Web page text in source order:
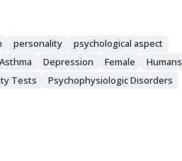
personality
psychological aspect
Asthma Depression Female
Humans
Tests
Psychophysiologic Disorders